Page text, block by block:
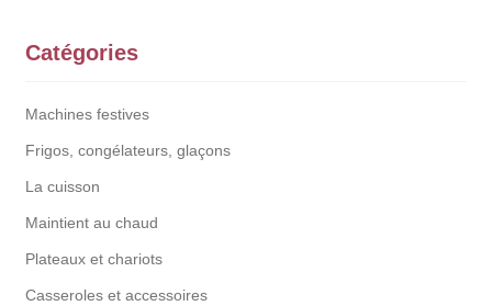
Catégories
Machines festives
Frigos, congélateurs, glaçons
La cuisson
Maintient au chaud
Plateaux et chariots
Casseroles et accessoires